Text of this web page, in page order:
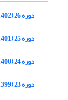
دوره 26 (1402)
دوره 25 (1401)
دوره 24 (1400)
دوره 23 (1399)